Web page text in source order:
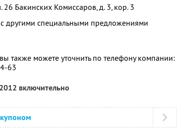
Бакинских Комиссаров, д. 3, кор. 3
другими специальными предложениями
также можете уточнить по телефону компании:
63
включительно
купоном